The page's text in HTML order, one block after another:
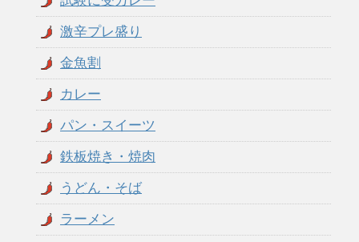
激辛プレ盛り
金魚割
カレー
パン・スイーツ
鉄板焼き・焼肉
うどん・そば
ラーメン